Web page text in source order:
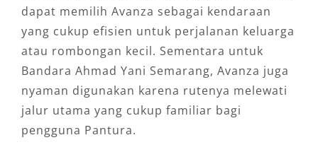
dapat memilih Avanza sebagai kendaraan
yang cukup efisien untuk perjalanan keluarga
atau rombongan kecil. Sementara untuk
Bandara Ahmad Yani Semarang, Avanza juga
nyaman digunakan karena rutenya melewati
jalur utama yang cukup familiar bagi
pengguna Pantura.